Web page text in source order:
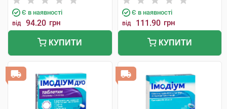
Є в наявності
від 94.20 грн
КУПИТИ
Є в наявності
від 111.90 грн
КУПИТИ